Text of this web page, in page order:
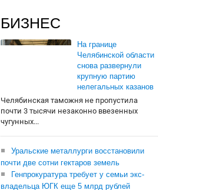
БИЗНЕС
На границе
Челябинской области
снова развернули
крупную партию
нелегальных казанов
Челябинская таможня не пропустила
почти 3 тысячи незаконно ввезенных
чугунных...
Уральские металлурги восстановили
почти две сотни гектаров земель
Генпрокуратура требует у семьи экс-
владельца ЮГК еще 5 млрд рублей